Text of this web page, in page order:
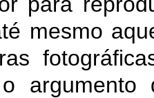
mesmo
argumento